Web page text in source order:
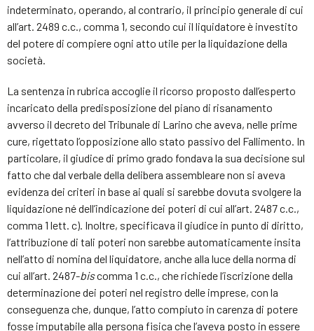
indeterminato, operando, al contrario, il principio generale di cui
all’art. 2489 c.c., comma 1, secondo cui il liquidatore è investito
del potere di compiere ogni atto utile per la liquidazione della
società.
La sentenza in rubrica accoglie il ricorso proposto dall’esperto
incaricato della predisposizione del piano di risanamento
avverso il decreto del Tribunale di Larino che aveva, nelle prime
cure, rigettato l’opposizione allo stato passivo del Fallimento. In
particolare, il giudice di primo grado fondava la sua decisione sul
fatto che dal verbale della delibera assembleare non si aveva
evidenza dei criteri in base ai quali si sarebbe dovuta svolgere la
liquidazione né dell’indicazione dei poteri di cui all’art. 2487 c.c.,
comma 1 lett. c). Inoltre, specificava il giudice in punto di diritto,
l’attribuzione di tali poteri non sarebbe automaticamente insita
nell’atto di nomina del liquidatore, anche alla luce della norma di
cui all’art. 2487-biscomma 1 c.c., che richiede l’iscrizione della
determinazione dei poteri nel registro delle imprese, con la
conseguenza che, dunque, l’atto compiuto in carenza di potere
fosse imputabile alla persona fisica che l’aveva posto in essere